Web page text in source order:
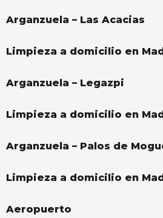
Arganzuela – Las Acacias
Limpieza a domicilio en
Arganzuela – Legazpi
Limpieza a domicilio en
Arganzuela – Palos de
Limpieza a domicilio en
Aeropuerto